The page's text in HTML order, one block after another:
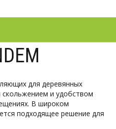
для деревянных
и удобством
В широком
подходящее решение для